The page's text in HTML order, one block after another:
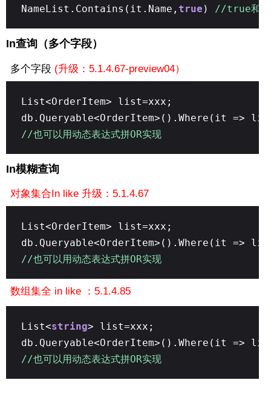
NameList.Contains(it.Name, true ) //true和
In查询（多个字段）
多个字段(升级：5.1.4.67-preview04）
List<OrderItem> list=xxx;
db.Queryable<OrderItem>().Where(it =>
//也可以用动态表达式拼OR实现
In模糊查询
对象集合In like 升级：5.1.4.67
List<OrderItem> list=xxx;
db.Queryable<OrderItem>().Where(it =>
//也可以用动态表达式拼OR实现
数组集全 in like ：5.1.4.85
List<string> list=xxx;
db.Queryable<OrderItem>().Where(it =>
//也可以用动态表达式拼OR实现